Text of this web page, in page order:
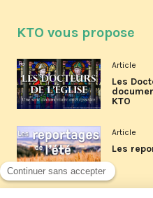
KTO vous propose
Article
Les
KTO
Article
Les